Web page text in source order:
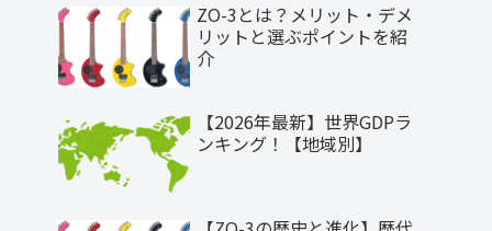
ZO-3とは？メリット・デメ
リットと選ぶポイントを紹
介
【2026年最新】世界GDPラ
ンキング！【地域別】